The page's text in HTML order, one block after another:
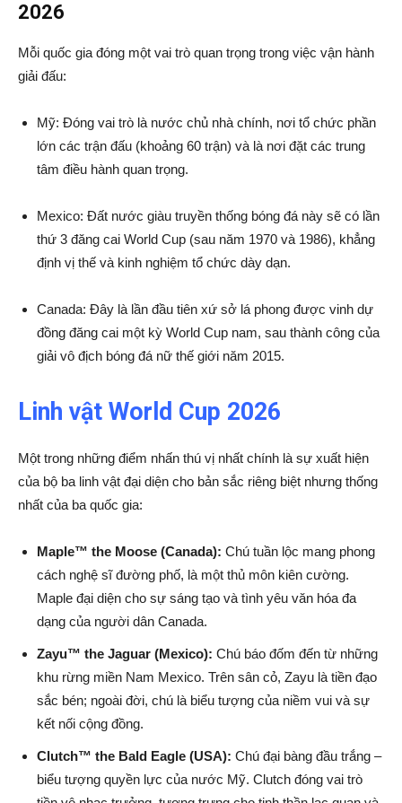
2026
Mỗi quốc gia đóng một vai trò quan trọng trong việc vận hành
giải đấu:
Mỹ: Đóng vai trò là nước chủ nhà chính, nơi tổ chức phần
lớn các trận đấu (khoảng 60 trận) và là nơi đặt các trung
tâm điều hành quan trọng.
Mexico: Đất nước giàu truyền thống bóng đá này sẽ có lần
thứ 3 đăng cai World Cup (sau năm 1970 và 1986), khẳng
định vị thế và kinh nghiệm tổ chức dày dạn.
Canada: Đây là lần đầu tiên xứ sở lá phong được vinh dự
đồng đăng cai một kỳ World Cup nam, sau thành công của
giải vô địch bóng đá nữ thế giới năm 2015.
Linh vật World Cup 2026
Một trong những điểm nhấn thú vị nhất chính là sự xuất hiện
của bộ ba linh vật đại diện cho bản sắc riêng biệt nhưng thống
nhất của ba quốc gia:
Maple™ the Moose (Canada): Chú tuần lộc mang phong
cách nghệ sĩ đường phố, là một thủ môn kiên cường.
Maple đại diện cho sự sáng tạo và tình yêu văn hóa đa
dạng của người dân Canada.
Zayu™ the Jaguar (Mexico): Chú báo đốm đến từ những
khu rừng miền Nam Mexico. Trên sân cỏ, Zayu là tiền đạo
sắc bén; ngoài đời, chú là biểu tượng của niềm vui và sự
kết nối cộng đồng.
Clutch™ the Bald Eagle (USA): Chú đại bàng đầu trắng –
biểu tượng quyền lực của nước Mỹ. Clutch đóng vai trò